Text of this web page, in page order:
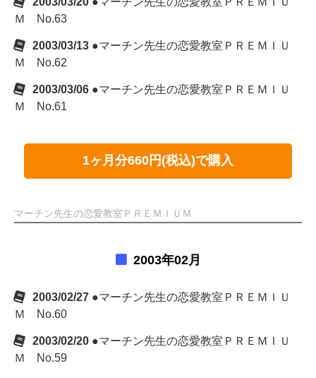
Ｍ No.63
2003/03/13 ●マーチン先生の恋愛教室ＰＲＥＭＩＵ
Ｍ No.62
2003/03/06 ●マーチン先生の恋愛教室ＰＲＥＭＩＵ
Ｍ No.61
1ヶ月分660円(税込)で購入
マーチン先生の恋愛教室ＰＲＥＭＩＵＭ
2003年02月
2003/02/27 ●マーチン先生の恋愛教室ＰＲＥＭＩＵ
Ｍ No.60
2003/02/20 ●マーチン先生の恋愛教室ＰＲＥＭＩＵ
Ｍ No.59